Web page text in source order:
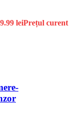
leiPrețul curent